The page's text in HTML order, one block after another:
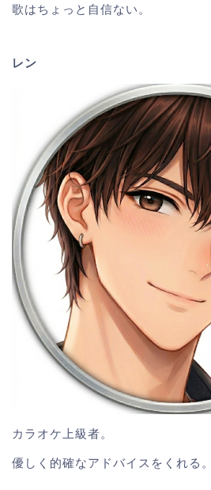
歌はちょっと自信ない。
レン
カラオケ上級者。
優しく的確なアドバイスをくれる。